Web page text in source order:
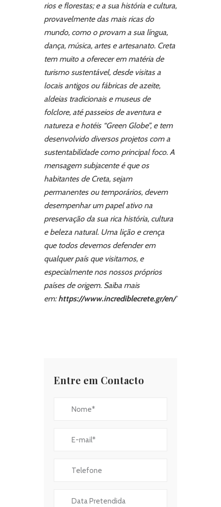
rios e florestas; e a sua história e cultura,
provavelmente das mais ricas do
mundo, como o provam a sua língua,
dança, música, artes e artesanato. Creta
tem muito a oferecer em matéria de
turismo sustentável, desde visitas a
locais antigos ou fábricas de azeite,
aldeias tradicionais e museus de
folclore, até passeios de aventura e
natureza e hotéis “Green Globe”, e tem
desenvolvido diversos projetos com a
sustentabilidade como principal foco. A
mensagem subjacente é que os
habitantes de Creta, sejam
permanentes ou temporários, devem
desempenhar um papel ativo na
preservação da sua rica história, cultura
e beleza natural. Uma lição e crença
que todos devemos defender em
qualquer país que visitamos, e
especialmente nos nossos próprios
países de origem. Saiba mais
em:https://www.incrediblecrete.gr/en/"
Entre em Contacto